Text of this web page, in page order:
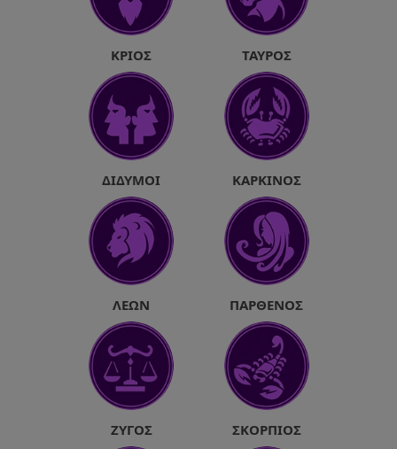
ΚΡΙΌΣ ΤΑΎΡΟΣ
ΔΊΔΥΜΟΙ ΚΑΡΚΊΝΟΣ
ΛΈΩΝ ΠΑΡΘΈΝΟΣ
ΖΥΓΌΣ ΣΚΟΡΠΙΌΣ